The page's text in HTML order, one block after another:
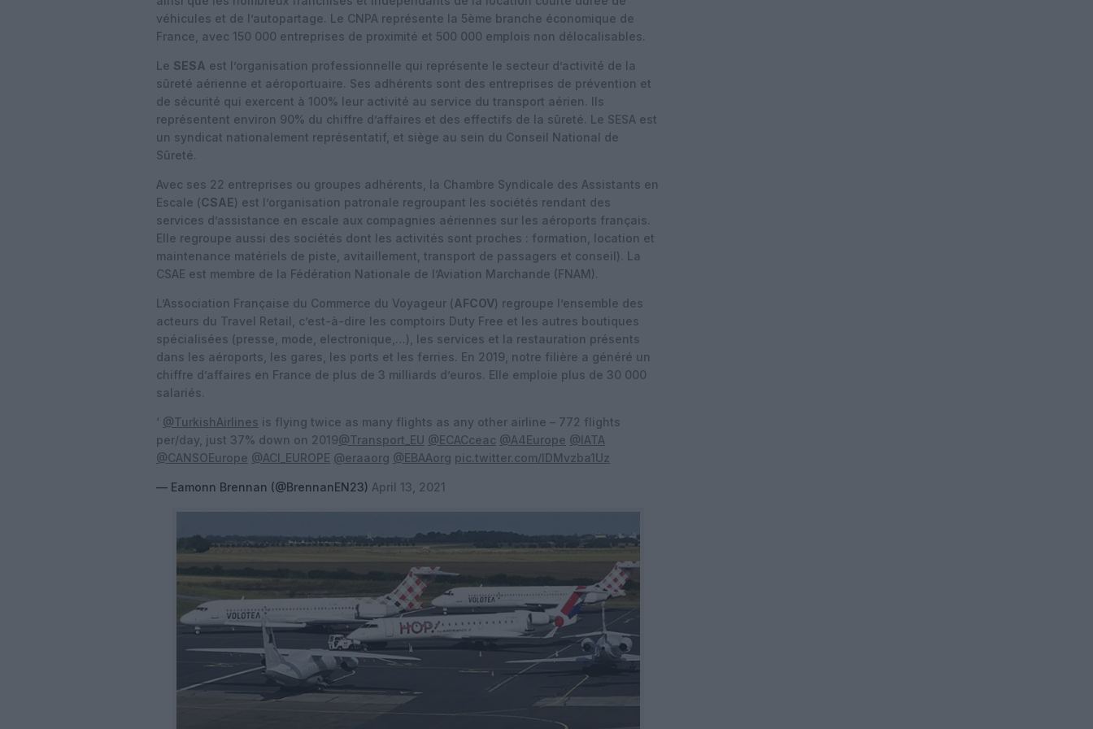
véhicules et de l’autopartage. Le CNPA représente la 5ème branche économique de
France, avec 150 000 entreprises de proximité et 500 000 emplois non délocalisables.
Le SESA est l’organisation professionnelle qui représente le secteur d’activité de la
sûreté aérienne et aéroportuaire. Ses adhérents sont des entreprises de prévention et
de sécurité qui exercent à 100% leur activité au service du transport aérien. Ils
représentent environ 90% du chiffre d’affaires et des effectifs de la sûreté. Le SESA est
un syndicat nationalement représentatif, et siège au sein du Conseil National de
Sûreté.
Avec ses 22 entreprises ou groupes adhérents, la Chambre Syndicale des Assistants en
Escale (CSAE) est l’organisation patronale regroupant les sociétés rendant des
services d’assistance en escale aux compagnies aériennes sur les aéroports français.
Elle regroupe aussi des sociétés dont les activités sont proches : formation, location et
maintenance matériels de piste, avitaillement, transport de passagers et conseil). La
CSAE est membre de la Fédération Nationale de l’Aviation Marchande (FNAM).
L’Association Française du Commerce du Voyageur (AFCOV) regroupe l’ensemble des
acteurs du Travel Retail, c’est-à-dire les comptoirs Duty Free et les autres boutiques
spécialisées (presse, mode, electronique,…), les services et la restauration présents
dans les aéroports, les gares, les ports et les ferries. En 2019, notre filière a généré un
chiffre d’affaires en France de plus de 3 milliards d’euros. Elle emploie plus de 30 000
salariés.
‘ @TurkishAirlines is flying twice as many flights as any other airline – 772 flights
per/day, just 37% down on 2019@Transport_EU @ECACceac @A4Europe @IATA
@CANSOEurope @ACI_EUROPE @eraaorg @EBAAorg pic.twitter.com/lDMvzba1Uz
— Eamonn Brennan (@BrennanEN23) April 13, 2021